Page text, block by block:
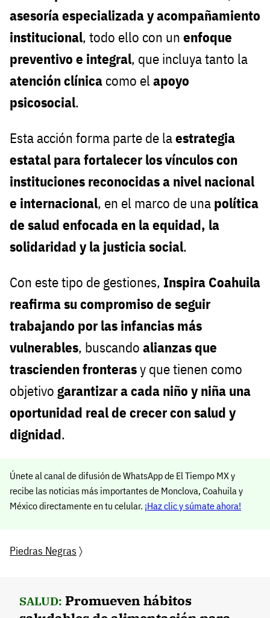
asesoría especializada y acompañamiento
institucional, todo ello con un enfoque
preventivo e integral, que incluya tanto la
atención clínica como el apoyo
psicosocial.
Esta acción forma parte de laestrategia
estatal para fortalecer los vínculos con
instituciones reconocidas a nivel nacional
e internacional, en el marco de una política
de salud enfocada en la equidad, la
solidaridad y la justicia social.
Con este tipo de gestiones, Inspira Coahuila
reafirma su compromiso de seguir
trabajando por las infancias más
vulnerables, buscando alianzas que
trascienden fronterasy que tienen como
objetivo garantizar a cada niño y niña una
oportunidad real de crecer con salud y
dignidad.
Únete al canal de difusión de WhatsApp de El Tiempo MX y
recibe las noticias más importantes de Monclova, Coahuila y
México directamente en tu celular. ¡Haz clic y súmate ahora!
Piedras Negras 〉
SALUD: Promueven hábitos